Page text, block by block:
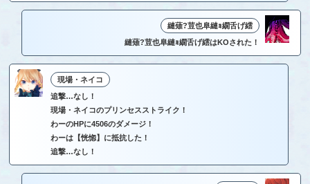
縺薙?荳也阜縺ｮ繝舌げ繧
縺薙?荳也阜縺ｮ繝舌げ繧はKOされた！
現場・ネイコ
追撃…なし！
現場・ネイコのプリンセスストライク！
わーのHPに4506のダメージ！
わーは【恍惚】に抵抗した！
追撃…なし！